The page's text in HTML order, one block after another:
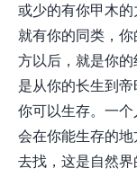
或少的有你甲木
就有你的同类，
方以后，就是你
是从你的长生到
你可以生存。一
会在你能生存的
去找，这是自然界